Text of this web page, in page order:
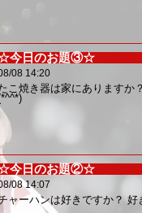
今日のお題③☆
08 14:20
こ焼き器は家にありますか
今日のお題②☆
08 14:07
ャーハンは好きですか？ 好